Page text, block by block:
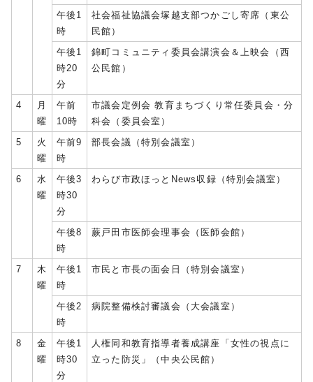
午後1
時
社会福祉協議会塚越支部つかごし寄席（東公
民館）
午後1
時20
分
錦町コミュニティ委員会講演会＆上映会（西
公民館）
4
月
曜
午前
10時
市議会定例会 教育まちづくり常任委員会・分
科会（委員会室）
5
火
曜
午前9
時
部長会議（特別会議室）
6
水
曜
午後3
時30
分
わらび市政ほっとNews収録（特別会議室）
午後8
時
蕨戸田市医師会理事会（医師会館）
7
木
曜
午後1
時
市民と市長の面会日（特別会議室）
午後2
時
病院整備検討審議会（大会議室）
8
金
曜
午後1
時30
分
人権同和教育指導者養成講座「女性の視点に
立った防災」（中央公民館）